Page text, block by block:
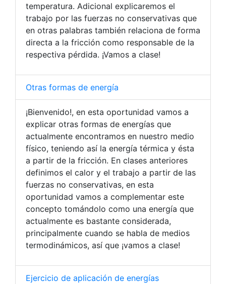
temperatura. Adicional explicaremos el
trabajo por las fuerzas no conservativas que
en otras palabras también relaciona de forma
directa a la fricción como responsable de la
respectiva pérdida. ¡Vamos a clase!
Otras formas de energía
¡Bienvenido!, en esta oportunidad vamos a
explicar otras formas de energías que
actualmente encontramos en nuestro medio
físico, teniendo así la energía térmica y ésta
a partir de la fricción. En clases anteriores
definimos el calor y el trabajo a partir de las
fuerzas no conservativas, en esta
oportunidad vamos a complementar este
concepto tomándolo como una energía que
actualmente es bastante considerada,
principalmente cuando se habla de medios
termodinámicos, así que ¡vamos a clase!
Ejercicio de aplicación de energías